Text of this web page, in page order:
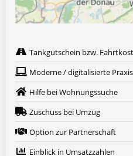
Tankgutschein bzw.
Moderne / digitalisierte Praxis
Hilfe bei Wohnungssuche
Zuschuss bei Umzug
Option zur Partnerschaft
Einblick in Umsatzzahlen